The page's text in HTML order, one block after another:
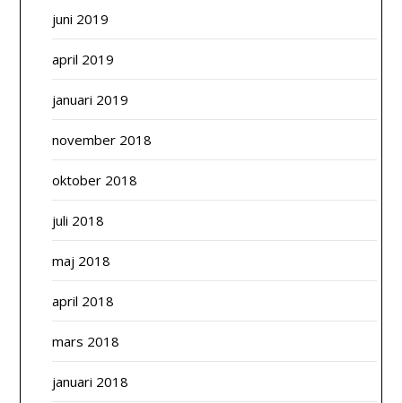
juni 2019
april 2019
januari 2019
november 2018
oktober 2018
juli 2018
maj 2018
april 2018
mars 2018
januari 2018